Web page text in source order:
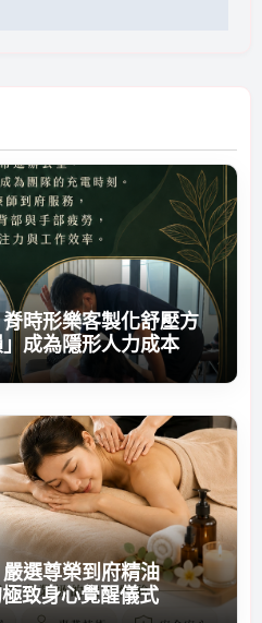
時形樂客製化舒壓方
成為隱形人力成本
選尊榮到府精油
致身心覺醒儀式